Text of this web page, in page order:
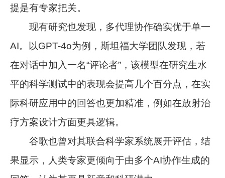
提是有专家把关。
现有研究也发现，多代理协作确实优于单一
AI。以GPT-4o为例，斯坦福大学团队发现，若
在对话中加入一名“评论者”，该模型在研究生水
平的科学测试中的表现会提高几个百分点，在实
际科研应用中的回答也更加精准，例如在放射治
疗方案设计方面更具逻辑。
谷歌也曾对其联合科学家系统展开评估，结
果显示，人类专家更倾向于由多个AI协作生成的